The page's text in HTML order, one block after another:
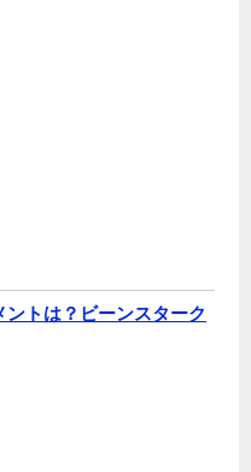
トは？ビーンスターク